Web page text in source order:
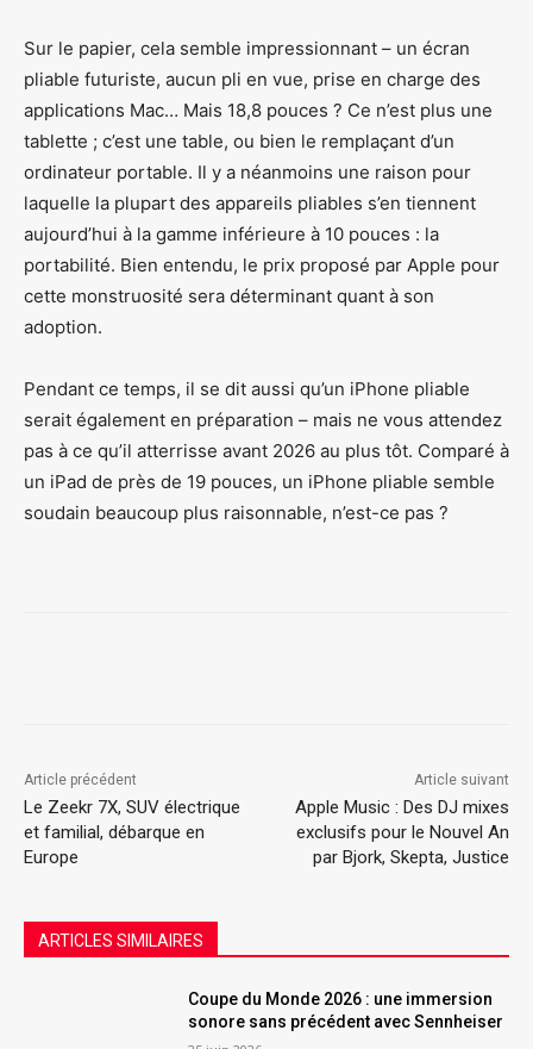
Sur le papier, cela semble impressionnant – un écran
pliable futuriste, aucun pli en vue, prise en charge des
applications Mac… Mais 18,8 pouces ? Ce n’est plus une
tablette ; c’est une table, ou bien le remplaçant d’un
ordinateur portable. Il y a néanmoins une raison pour
laquelle la plupart des appareils pliables s’en tiennent
aujourd’hui à la gamme inférieure à 10 pouces : la
portabilité. Bien entendu, le prix proposé par Apple pour
cette monstruosité sera déterminant quant à son
adoption.
Pendant ce temps, il se dit aussi qu’un iPhone pliable
serait également en préparation – mais ne vous attendez
pas à ce qu’il atterrisse avant 2026 au plus tôt. Comparé à
un iPad de près de 19 pouces, un iPhone pliable semble
soudain beaucoup plus raisonnable, n’est-ce pas ?
Article précédent
Le Zeekr 7X, SUV électrique
et familial, débarque en
Europe
Article suivant
Apple Music : Des DJ mixes
exclusifs pour le Nouvel An
par Bjork, Skepta, Justice
ARTICLES SIMILAIRES
Coupe du Monde 2026 : une immersion
sonore sans précédent avec Sennheiser